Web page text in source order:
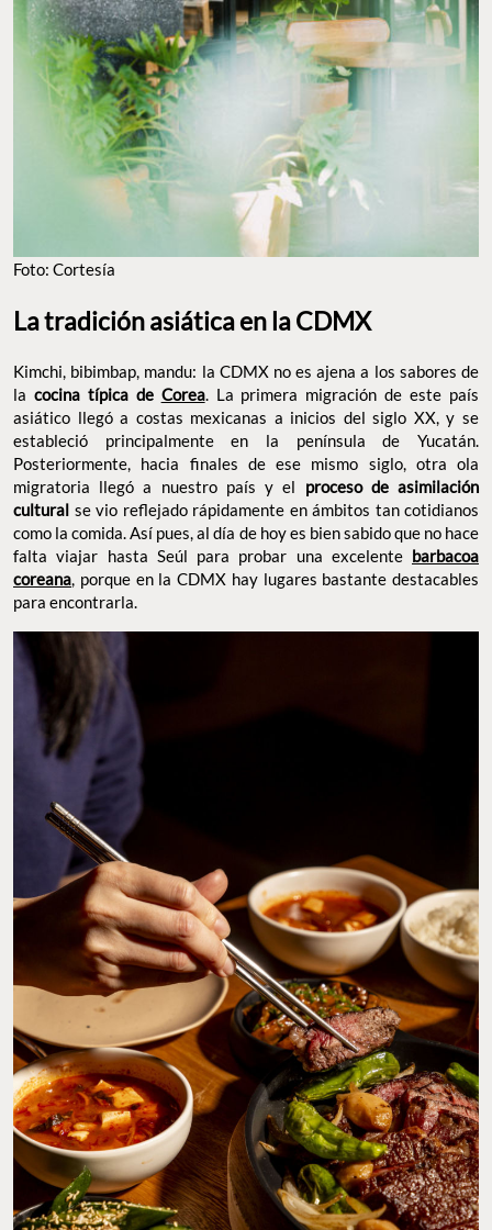
La tradición asiática en la CDMX
Kimchi, bibimbap, mandu: la CDMX no es ajena a los sabores de
lacocina típica deCorea. La primera migración de este país
asiático llegó a costas mexicanas a inicios del siglo XX, y se
estableció principalmente en la península de Yucatán.
Posteriormente, hacia finales de ese mismo siglo, otra ola
migratoria llegó a nuestro país y elproceso de asimilación
culturalse vio reflejado rápidamente en ámbitos tan cotidianos
como la comida. Así pues, al día de hoy es bien sabido que no
hace falta viajar hasta Seúl para probar una excelentebarbacoa
coreana, porque en la CDMX hay lugares bastante destacables
para encontrarla.